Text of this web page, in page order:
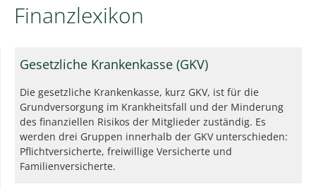
Finanzlexikon
Gesetzliche Krankenkasse (GKV)
Die gesetzliche Krankenkasse, kurz GKV, ist für die
Grundversorgung im Krankheitsfall und der Minderung
des finanziellen Risikos der Mitglieder zuständig. Es
werden drei Gruppen innerhalb der GKV unterschieden:
Pflichtversicherte, freiwillige Versicherte und
Familienversicherte.